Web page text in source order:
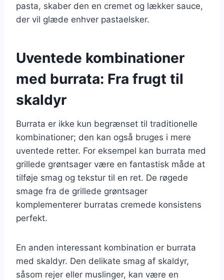
pasta, skaber den en cremet og lækker sauce,
der vil glæde enhver pastaelsker.
Uventede kombinationer
med burrata: Fra frugt til
skaldyr
Burrata er ikke kun begrænset til traditionelle
kombinationer; den kan også bruges i mere
uventede retter. For eksempel kan burrata med
grillede grøntsager være en fantastisk måde at
tilføje smag og tekstur til en ret. De røgede
smage fra de grillede grøntsager
komplementerer burratas cremede konsistens
perfekt.
En anden interessant kombination er burrata
med skaldyr. Den delikate smag af skaldyr,
såsom rejer eller muslinger, kan være en